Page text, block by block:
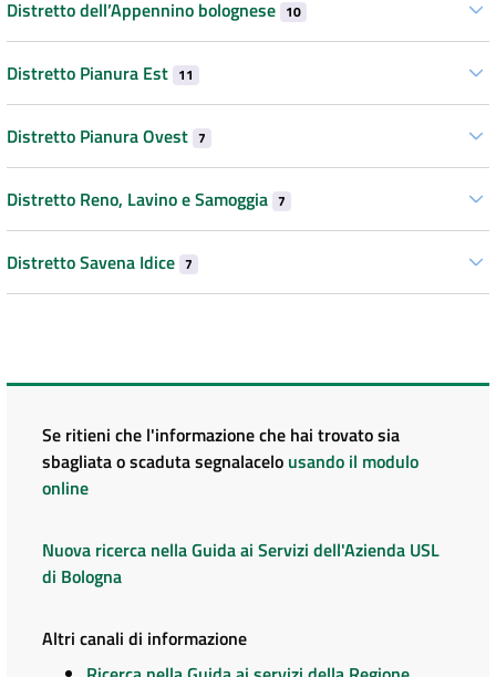
Distretto dell’Appennino bolognese 10
Distretto Pianura Est 11
Distretto Pianura Ovest 7
Distretto Reno, Lavino e Samoggia 7
Distretto Savena Idice 7
Se ritieni che l'informazione che hai trovato sia
sbagliata o scaduta segnalacelo usando il modulo
online
Nuova ricerca nella Guida ai Servizi dell'Azienda USL
di Bologna
Altri canali di informazione